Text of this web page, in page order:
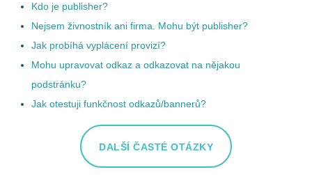
Kdo je publisher?
Nejsem živnostník ani firma. Mohu být publisher?
Jak probíhá vyplácení provizí?
Mohu upravovat odkaz a odkazovat na nějakou
podstránku?
Jak otestuji funkčnost odkazů/bannerů?
DALŠÍ ČASTÉ OTÁZKY